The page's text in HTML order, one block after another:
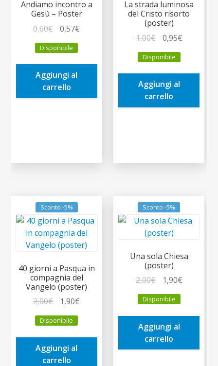
Andiamo incontro a
Gesù – Poster
0,60€
prezzo
originale
era:
0,60€.
0,57€
è:
Disponibile
Aggiungi al
carrello
La strada luminosa
del Cristo risorto
(poster)
1,00€
prezzo
originale
era:
1,00€.
0,95€Il
è:
Disponibile
Aggiungi al
carrello
Sconto -5%
40 giorni a Pasqua in
compagnia del
Vangelo (poster)
2,00€
prezzo
originale
era:
2,00€.
1,90€
è:
Disponibile
Aggiungi al
carrello
Sconto -5%
Una sola Chiesa
(poster)
2,00€
prezzo
originale
era:
2,00€.
1,90€Il
è:
Disponibile
Aggiungi al
carrello